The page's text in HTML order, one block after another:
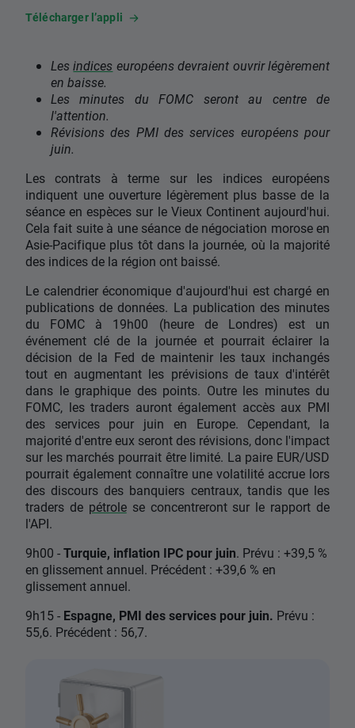
Télécharger l’appli
Lesindices européens devraient ouvrir légèrement
en baisse.
Les minutes du FOMC seront au centre de
l'attention.
Révisions des PMI des services européens pour
juin.
Les contrats à terme sur les indices européens
indiquent une ouverture légèrement plus basse de la
séance en espèces sur le Vieux Continent aujourd'hui.
Cela fait suite à une séance de négociation morose en
Asie-Pacifique plus tôt dans la journée, où la majorité
des indices de la région ont baissé.
Le calendrier économique d'aujourd'hui est chargé en
publications de données. La publication des minutes
du FOMC à 19h00 (heure de Londres) est un
événement clé de la journée et pourrait éclairer la
décision de la Fed de maintenir les taux inchangés
tout en augmentant les prévisions de taux d'intérêt
dans le graphique des points. Outre les minutes du
FOMC, les traders auront également accès aux PMI
des services pour juin en Europe. Cependant, la
majorité d'entre eux seront des révisions, donc l'impact
sur les marchés pourrait être limité. La paire EUR/USD
pourrait également connaître une volatilité accrue lors
des discours des banquiers centraux, tandis que les
traders de pétrolese concentreront sur le rapport de
l'API.
9h00 -Turquie, inflation IPC pour juin. Prévu : +39,5 %
en glissement annuel. Précédent : +39,6 % en
glissement annuel.
9h15 - Espagne, PMI des services pour juin. Prévu :
55,6. Précédent : 56,7.